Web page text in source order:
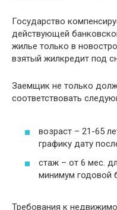
Государство
действующей
жилье только в
взятый жилкредит под
Заемщик не только
соответствовать
возраст – 21-65
графику дату
стаж – от 6 мес.
минимум годовой
Требования к